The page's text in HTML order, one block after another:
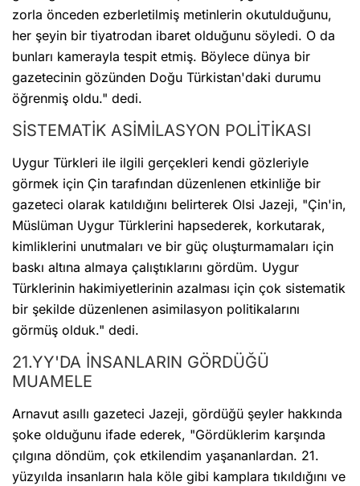
zorla önceden ezberletilmiş metinlerin okutulduğunu,
her şeyin bir tiyatrodan ibaret olduğunu söyledi. O da
bunları kamerayla tespit etmiş. Böylece dünya bir
gazetecinin gözünden Doğu Türkistan'daki durumu
öğrenmiş oldu." dedi.
SİSTEMATİK ASİMİLASYON POLİTİKASI
Uygur Türkleri ile ilgili gerçekleri kendi gözleriyle
görmek için Çin tarafından düzenlenen etkinliğe bir
gazeteci olarak katıldığını belirterek Olsi Jazeji, "Çin'in,
Müslüman Uygur Türklerini hapsederek, korkutarak,
kimliklerini unutmaları ve bir güç oluşturmamaları için
baskı altına almaya çalıştıklarını gördüm. Uygur
Türklerinin hakimiyetlerinin azalması için çok sistematik
bir şekilde düzenlenen asimilasyon politikalarını
görmüş olduk." dedi.
21.YY'DA İNSANLARIN GÖRDÜĞÜ
MUAMELE
Arnavut asıllı gazeteci Jazeji, gördüğü şeyler hakkında
şoke olduğunu ifade ederek, "Gördüklerim karşında
çılgına döndüm, çok etkilendim yaşananlardan. 21.
yüzyılda insanların hala köle gibi kamplara tıkıldığını ve